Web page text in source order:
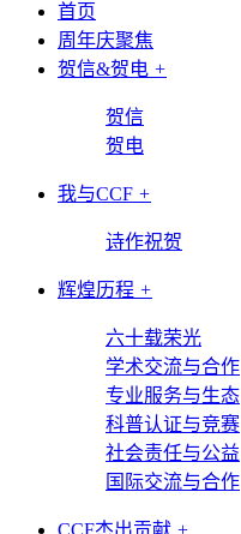
首页
周年庆聚焦
贺信&贺电 +
贺信
贺电
我与CCF +
诗作祝贺
辉煌历程 +
六十载荣光
学术交流与合作
专业服务与生态
科普认证与竞赛
社会责任与公益
国际交流与合作
CCF杰出贡献 +